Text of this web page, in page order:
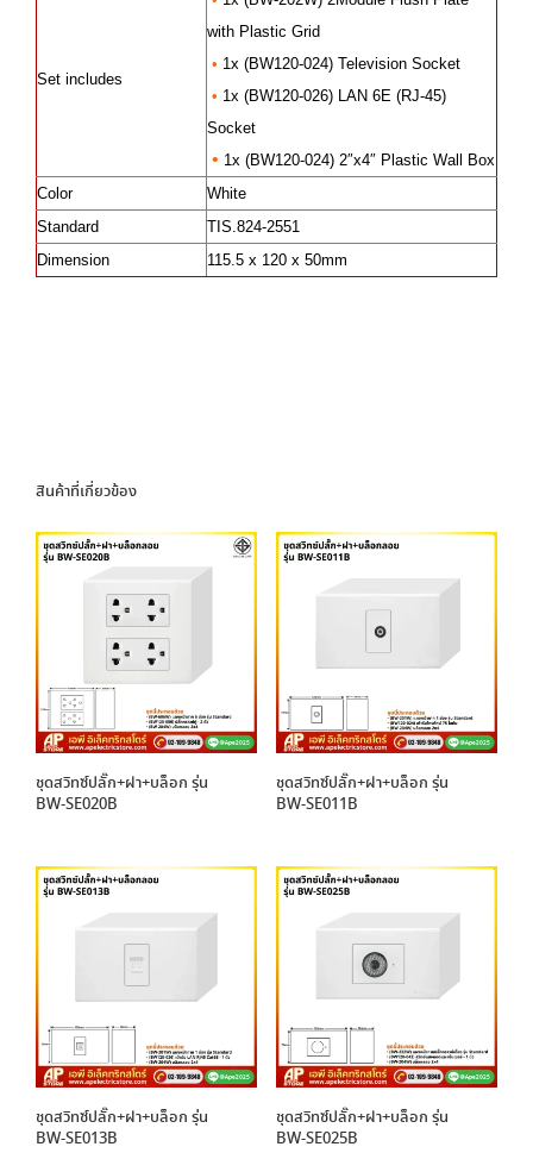
Set includes
with Plastic Grid
• 1x (BW120-024) Television Socket
• 1x (BW120-026) LAN 6E (RJ-45)
Socket
• 1x (BW120-024) 2″x4″ Plastic Wall Box
Color
White
Standard
TIS.824-2551
Dimension
115.5 x 120 x 50mm
สินค้าที่เกี่ยวข้อง
ชุดสวิทซ์ปลั๊ก+ฝา+บล็อก รุ่น
BW-SE020B
ชุดสวิทซ์ปลั๊ก+ฝา+บล็อก รุ่น
BW-SE011B
ชุดสวิทซ์ปลั๊ก+ฝา+บล็อก รุ่น
BW-SE013B
ชุดสวิทซ์ปลั๊ก+ฝา+บล็อก รุ่น
BW-SE025B